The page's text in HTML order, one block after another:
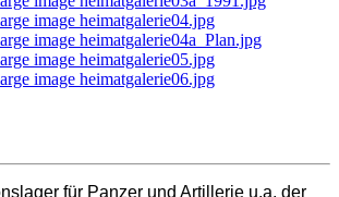
für Panzer und Artillerie u.a. der